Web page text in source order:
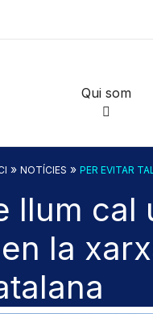
Qui som
» NOTÍCIES » PER EVITAR
llum cal
la